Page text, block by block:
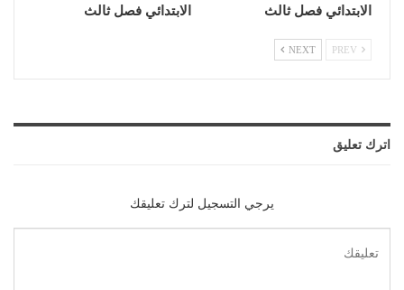
الابتدائي فصل ثالث
الابتدائي فصل ثالث
NEXT
اترك تعليق
يرجي التسجيل لترك تعليقك